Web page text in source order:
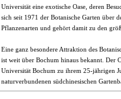
Universität eine exotische Oase, deren
sich seit 1971 der Botanische Garten über
Pflanzenarten und gehört damit zu den
Eine ganz besondere Attraktion des
ist weit über Bochum hinaus bekannt. Der
Universität Bochum zu ihrem 25-jährigen
naturverbundenen südchinesischen